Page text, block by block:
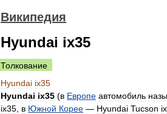
Википедия
Hyundai ix35
Толкование
Hyundai ix35
Hyundai ix35 (в Европе автомобиль
ix35 в Южной Корее — Hyundai Tucson ix